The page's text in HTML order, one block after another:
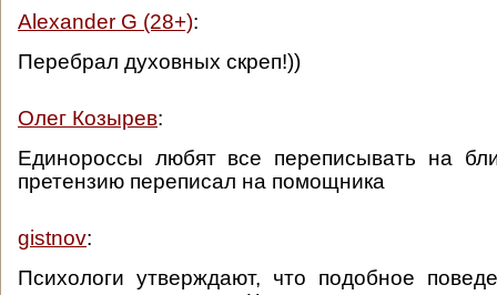
Alexander G (28+):
Перебрал духовных скреп!))
Олег Козырев:
Единороссы любят все переписывать на
претензию переписал на помощника
gistnov:
Психологи утверждают, что подобное